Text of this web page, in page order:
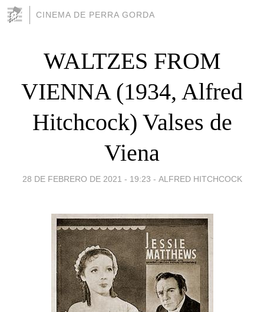
CINEMA DE PERRA GORDA
WALTZES FROM
VIENNA (1934, Alfred
Hitchcock) Valses de
Viena
28 DE FEBRERO DE 2021 - 19:23 - ALFRED HITCHCOCK